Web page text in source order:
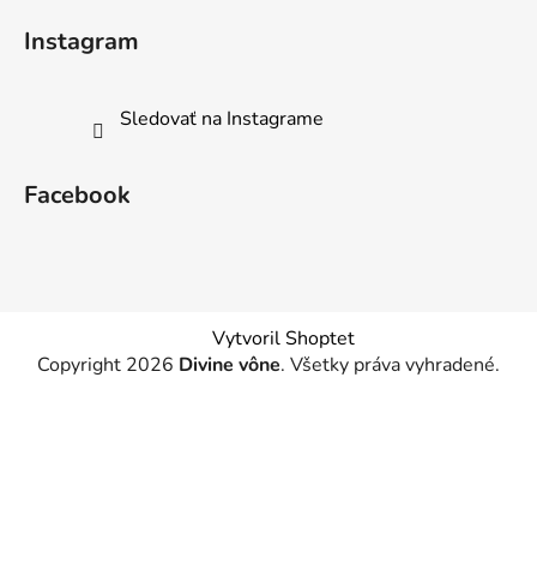
Instagram
Sledovať na Instagrame
Facebook
Vytvoril Shoptet
Copyright 2026 Divine vône. Všetky práva vyhradené.